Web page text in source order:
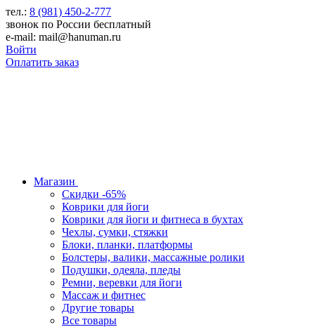
тел.: 8 (981) 450-2-777
звонок по России бесплатный
e-mail: mail@hanuman.ru
Войти
Оплатить заказ
Магазин
Скидки -65%
Коврики для йоги
Коврики для йоги и фитнеса в бухтах
Чехлы, сумки, стяжки
Блоки, планки, платформы
Болстеры, валики, массажные ролики
Подушки, одеяла, пледы
Ремни, веревки для йоги
Массаж и фитнес
Другие товары
Все товары